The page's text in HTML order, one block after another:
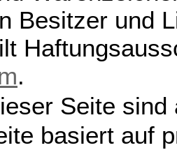
Besitzer und
.
Seite
basiert auf